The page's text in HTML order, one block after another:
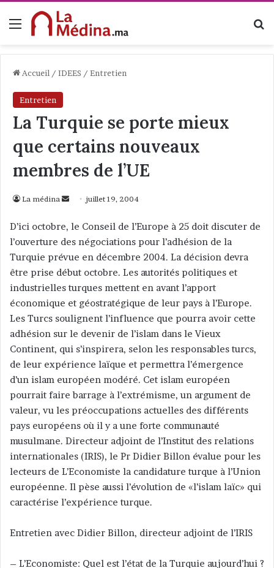
Menu
Accueil / IDEES / Entretien
Entretien
La Turquie se porte mieux
que certains nouveaux
membres de l’UE
La médina
v
o
y
e
r
u
n
c
o
u
r
juillet 19, 2004
D’ici octobre, le Conseil de l’Europe à 25 doit discuter de
l’ouverture des négociations pour l’adhésion de la
Turquie prévue en décembre 2004. La décision devra
être prise début octobre. Les autorités politiques et
industrielles turques mettent en avant l’apport
économique et géostratégique de leur pays à l’Europe.
Les Turcs soulignent l’influence que pourra avoir cette
adhésion sur le devenir de l’islam dans le Vieux
Continent, qui s’inspirera, selon les responsables turcs,
de leur expérience laïque et permettra l’émergence
d’un islam européen modéré. Cet islam européen
pourrait faire barrage à l’extrémisme, un argument de
valeur, vu les préoccupations actuelles des différents
pays européens où il y a une forte communauté
musulmane. Directeur adjoint de l’Institut des relations
internationales (IRIS), le Pr Didier Billon évalue pour les
lecteurs de L’Economiste la candidature turque à l’Union
européenne. Il pèse aussi l’évolution de «l’islam laïc» qui
caractérise l’expérience turque.
Entretien avec Didier Billon, directeur adjoint de l’IRIS
– L’Economiste: Quel est l’état de la Turquie aujourd’hui ?